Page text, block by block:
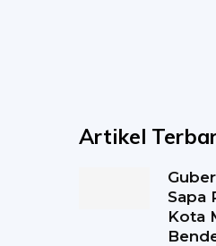
Artikel
Sapa
Kota